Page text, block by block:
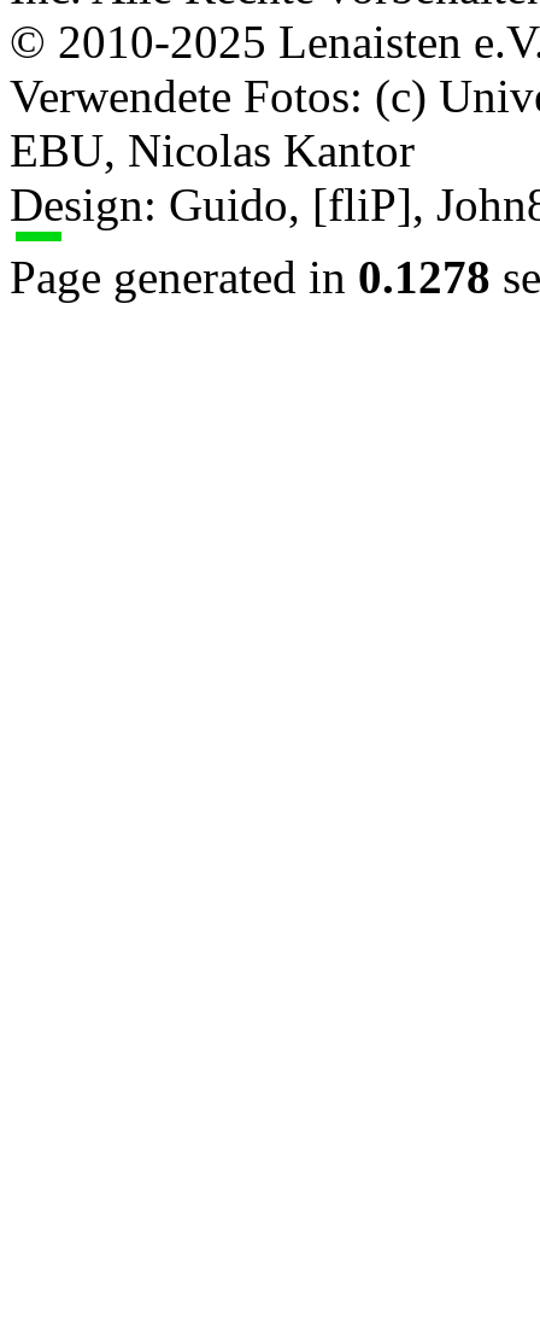
© 2010-2025 Lenaisten
Verwendete Fotos: (c)
EBU, Nicolas Kantor
Design: Guido, [fliP],
Page generated in 0.1278